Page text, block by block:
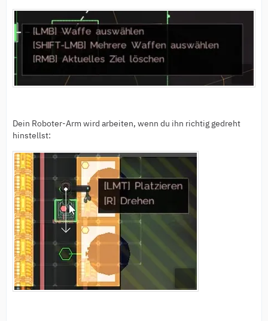
Dein Roboter-Arm wird arbeiten, wenn du ihn richtig gedreht
hinstellst: